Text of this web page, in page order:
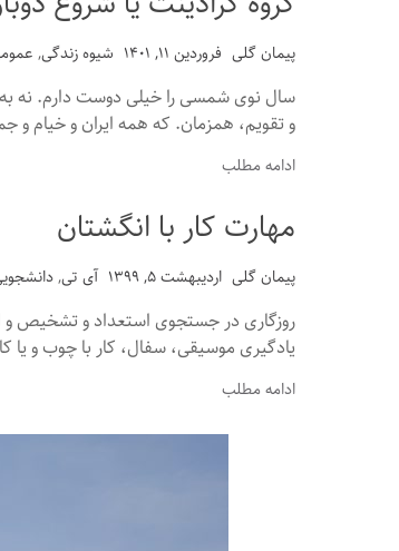
پیمان گلی فروردین ۱۱, ۱۴۰۱ شیوه زندگی,
سال نوی شمسی را خیلی دوست دارم. نه
و تقویم، همزمان. که همه ایران و خیام و
ادامه مطلب
مهارت کار با انگشتان
پیمان گلی اردیبهشت ۵, ۱۳۹۹ آی تی,
روزگاری در جستجوی استعداد و تشخیص و
یادگیری موسیقی، سفال، کار با چوب و یا
ادامه مطلب